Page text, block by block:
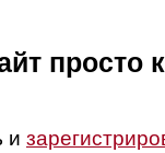
просто
и